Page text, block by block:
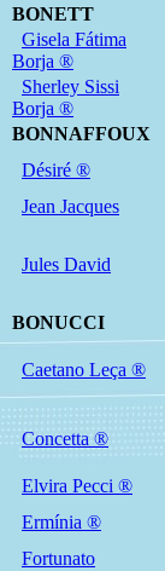
BONETT
Gisela Fátima
Borja ®
Sherley Sissi
Borja ®
BONNAFFOUX
Désiré ®
Jean Jacques
Jules David
BONUCCI
Caetano Leça ®
Concetta ®
Elvira Pecci ®
Ermínia ®
Fortunato